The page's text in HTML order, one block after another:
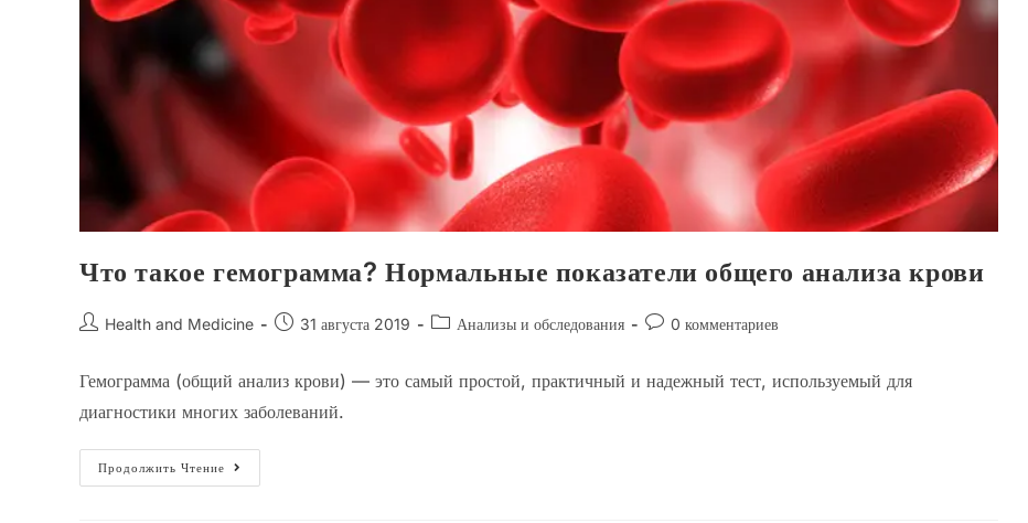
Что такое гемограмма? Нормальные показатели общего анализа крови
АвторHealth and Medicine
Запись31 августа 2019
РубрикаАнализы и обследования
Комментарии
0 комментариев
Гемограмма (общий анализ крови) — это самый простой, практичный и надежный тест, используемый для
диагностики многих заболеваний.
Продолжить Чтение
Что
Такое